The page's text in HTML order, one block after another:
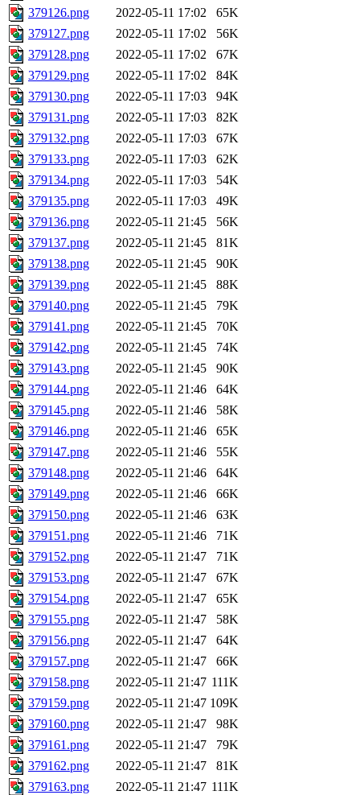
379126.png
2022-05-11 17:02
65K
379127.png
2022-05-11 17:02
56K
379128.png
2022-05-11 17:02
67K
379129.png
2022-05-11 17:02
84K
379130.png
2022-05-11 17:03
94K
379131.png
2022-05-11 17:03
82K
379132.png
2022-05-11 17:03
67K
379133.png
2022-05-11 17:03
62K
379134.png
2022-05-11 17:03
54K
379135.png
2022-05-11 17:03
49K
379136.png
2022-05-11 21:45
56K
379137.png
2022-05-11 21:45
81K
379138.png
2022-05-11 21:45
90K
379139.png
2022-05-11 21:45
88K
379140.png
2022-05-11 21:45
79K
379141.png
2022-05-11 21:45
70K
379142.png
2022-05-11 21:45
74K
379143.png
2022-05-11 21:45
90K
379144.png
2022-05-11 21:46
64K
379145.png
2022-05-11 21:46
58K
379146.png
2022-05-11 21:46
65K
379147.png
2022-05-11 21:46
55K
379148.png
2022-05-11 21:46
64K
379149.png
2022-05-11 21:46
66K
379150.png
2022-05-11 21:46
63K
379151.png
2022-05-11 21:46
71K
379152.png
2022-05-11 21:47
71K
379153.png
2022-05-11 21:47
67K
379154.png
2022-05-11 21:47
65K
379155.png
2022-05-11 21:47
58K
379156.png
2022-05-11 21:47
64K
379157.png
2022-05-11 21:47
66K
379158.png
2022-05-11 21:47 111K
379159.png
2022-05-11 21:47 109K
379160.png
2022-05-11 21:47
98K
379161.png
2022-05-11 21:47
79K
379162.png
2022-05-11 21:47
81K
379163.png
2022-05-11 21:47 111K